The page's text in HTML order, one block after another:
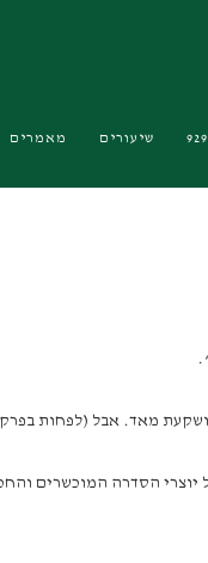
שיעורים מאמרים
‘.
הסדרה המוכשרים